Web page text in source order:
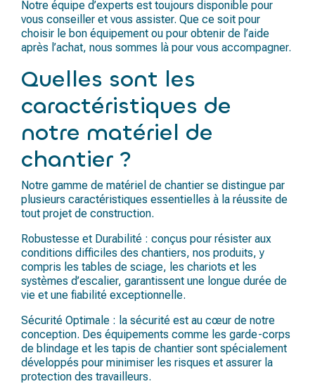
Notre équipe d’experts est toujours disponible pour
vous conseiller et vous assister. Que ce soit pour
choisir le bon équipement ou pour obtenir de l’aide
après l’achat, nous sommes là pour vous accompagner.
Quelles sont les
caractéristiques de
notre matériel de
chantier ?
Notre gamme de matériel de chantier se distingue par
plusieurs caractéristiques essentielles à la réussite de
tout projet de construction.
Robustesse et Durabilité : conçus pour résister aux
conditions difficiles des chantiers, nos produits, y
compris les tables de sciage, les chariots et les
systèmes d’escalier, garantissent une longue durée de
vie et une fiabilité exceptionnelle.
Sécurité Optimale : la sécurité est au cœur de notre
conception. Des équipements comme les garde-corps
de blindage et les tapis de chantier sont spécialement
développés pour minimiser les risques et assurer la
protection des travailleurs.